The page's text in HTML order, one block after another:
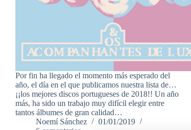
Por fin ha llegado el momento más esperado del
año, el día en el que publicamos nuestra lista de…
¡¡los mejores discos portugueses de 2018!! Un año
más, ha sido un trabajo muy difícil elegir entre
tantos álbumes de gran calidad…
Noemí Sánchez
01/01/2019